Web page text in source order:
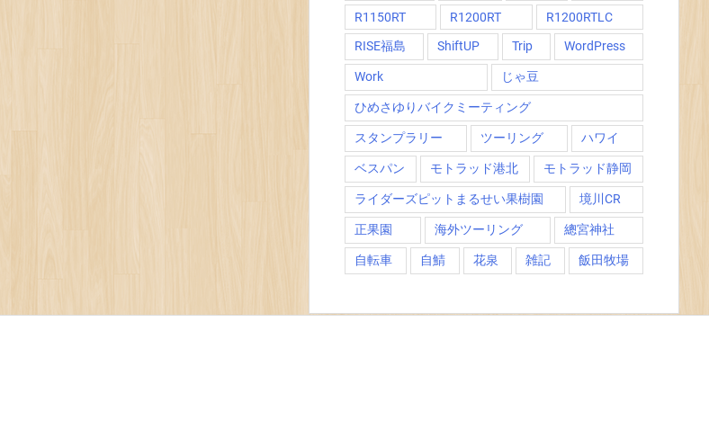
R1150RT
R1200RT
R1200RTLC
RISE福島
ShiftUP Trip WordPress
Work じゃ豆
ひめさゆりバイクミーティング
スタンプラリー ツーリング ハワイ
ベスパン モトラッド港北 モトラッド静岡
ライダーズピットまるせい果樹園 境川CR
正果園 海外ツーリング 總宮神社
自転車 自鯖 花泉 雑記 飯田牧場